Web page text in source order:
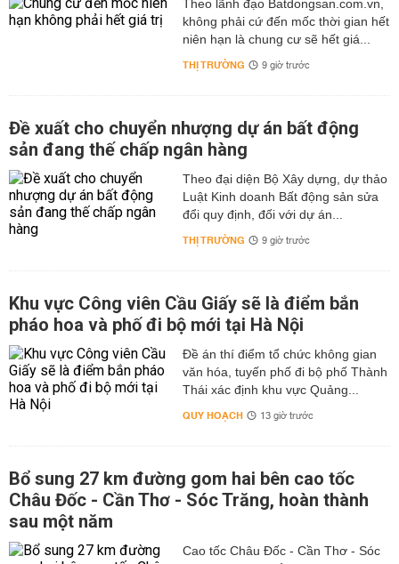
Theo lãnh đạo Batdongsan.com.vn,
không phải cứ đến mốc thời gian hết
niên hạn là chung cư sẽ hết giá...
THỊ TRƯỜNG 9 giờ trước
Đề xuất cho chuyển nhượng dự án bất động
sản đang thế chấp ngân hàng
Theo đại diện Bộ Xây dựng, dự thảo
Luật Kinh doanh Bất động sản sửa
đổi quy định, đối với dự án...
THỊ TRƯỜNG 9 giờ trước
Khu vực Công viên Cầu Giấy sẽ là điểm bắn
pháo hoa và phố đi bộ mới tại Hà Nội
Đề án thí điểm tổ chức không gian
văn hóa, tuyến phố đi bộ phố Thành
Thái xác định khu vực Quảng...
QUY HOẠCH 13 giờ trước
Bổ sung 27 km đường gom hai bên cao tốc
Châu Đốc - Cần Thơ - Sóc Trăng, hoàn thành
sau một năm
Cao tốc Châu Đốc - Cần Thơ - Sóc